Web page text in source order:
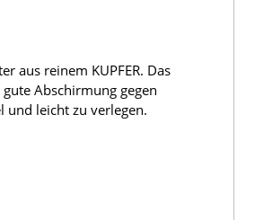
aus reinem KUPFER. Das
Abschirmung gegen
und leicht zu verlegen.